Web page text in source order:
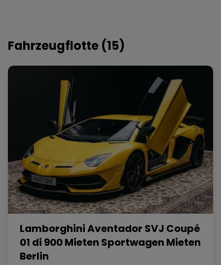
Fahrzeugflotte (15)
Lamborghini Aventador SVJ Coupé
01 di 900 Mieten Sportwagen Mieten
Berlin